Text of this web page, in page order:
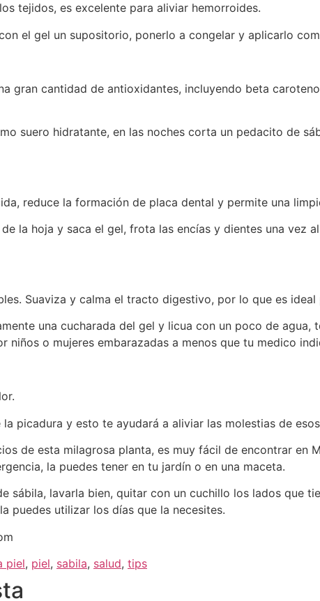
tejidos, es excelente para aliviar hemorroides.
el gel un supositorio, ponerlo a congelar y aplicarlo
gran cantidad de antioxidantes, incluyendo beta
suero hidratante, en las noches corta un pedacito de
reduce la formación de placa dental y permite una
la hoja y saca el gel, frota las encías y dientes una vez
Suaviza y calma el tracto digestivo, por lo que es
una cucharada del gel y licua con un poco de
niños o mujeres embarazadas a menos que tu medico
picadura y esto te ayudará a aliviar las molestias de
de esta milagrosa planta, es muy fácil de encontrar en
la puedes tener en tu jardín o en una maceta.
sábila, lavarla bien, quitar con un cuchillo los lados que
puedes utilizar los días que la necesites.
piel, piel, sabila, salud, tips